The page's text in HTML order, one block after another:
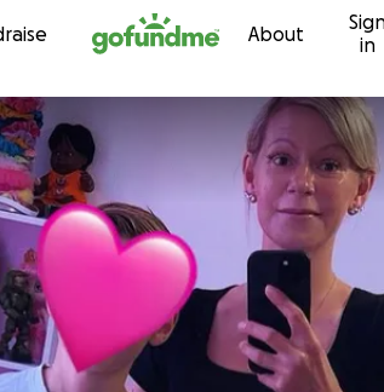
Skip to content About
in